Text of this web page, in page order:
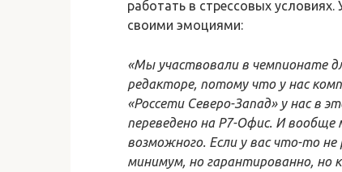
работать в стрессовых
своими эмоциями:
«Мы участвовали в чемпионате
редакторе, потому что у нас
«Россети Северо-Запад» у нас в
переведено на Р7-Офис. И
возможного. Если у вас что-то
минимум, но гарантированно, но